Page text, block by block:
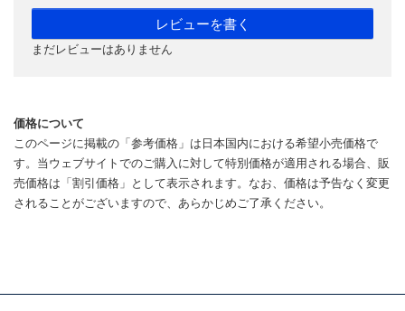
レビューを書く
まだレビューはありません
価格について
このページに掲載の「参考価格」は日本国内における希望小売価格で
す。当ウェブサイトでのご購入に対して特別価格が適用される場合、販
売価格は「割引価格」として表示されます。なお、価格は予告なく変更
されることがございますので、あらかじめご了承ください。